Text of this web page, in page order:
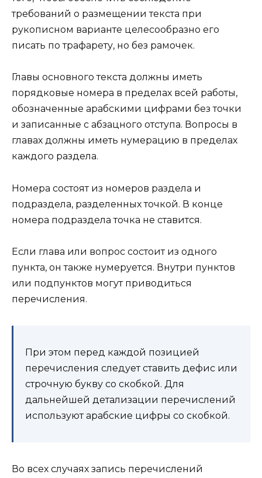
требований о размещении текста при
рукописном варианте целесообразно его
писать по трафарету, но без рамочек.
Главы основного текста должны иметь
порядковые номера в пределах всей работы,
обозначенные арабскими цифрами без точки
и записанные с абзацного отступа. Вопросы в
главах должны иметь нумерацию в пределах
каждого раздела.
Номера состоят из номеров раздела и
подраздела, разделенных точкой. В конце
номера подраздела точка не ставится.
Если глава или вопрос состоит из одного
пункта, он также нумеруется. Внутри пунктов
или подпунктов могут приводиться
перечисления.
При этом перед каждой позицией
перечисления следует ставить дефис или
строчную букву со скобкой. Для
дальнейшей детализации перечислений
используют арабские цифры со скобкой.
Во всех случаях запись перечислений